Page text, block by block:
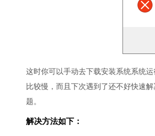
这时你可以手动去下载安装系统系统
比较慢，而且下次遇到了还不好快速
题。
解决方法如下：